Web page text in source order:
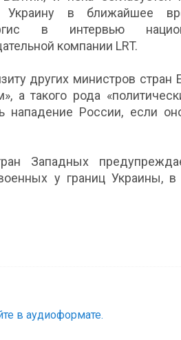
в ближайшее
в интервью
компании LRT.
других министров стран
а такого рода
нападение России, если
Западных
у границ Украины,
в аудиоформате.